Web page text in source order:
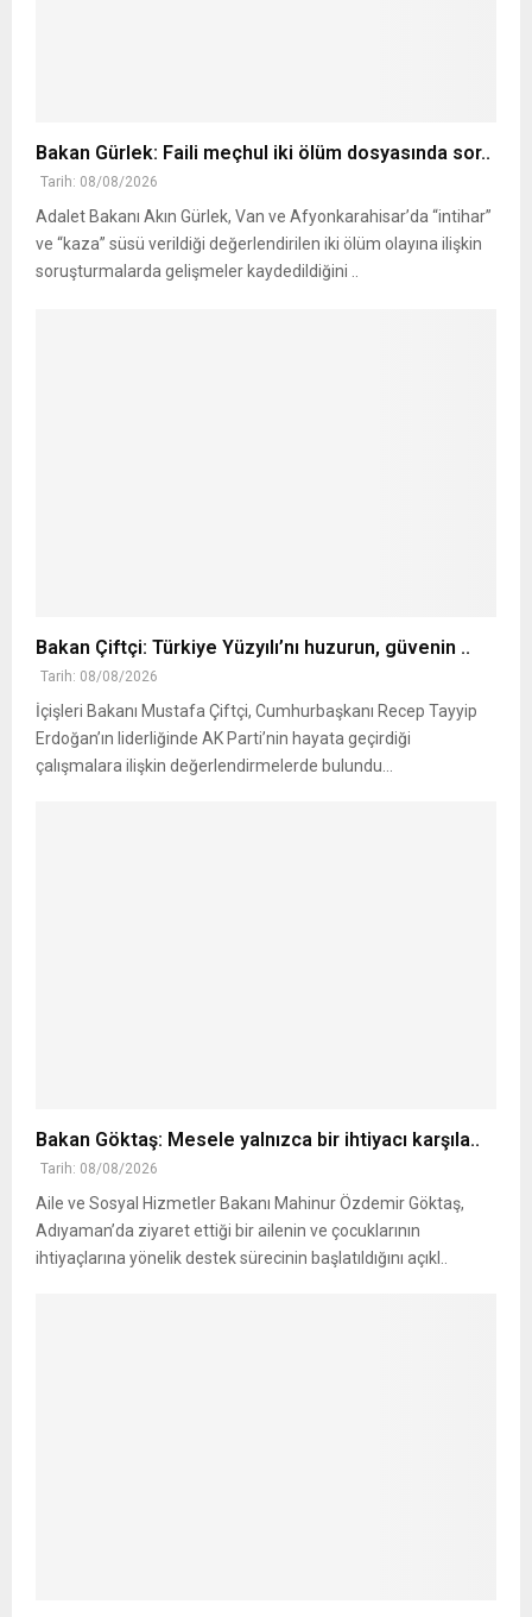
Bakan Gürlek: Faili meçhul iki ölüm dosyasında sor..
Tarih: 08/08/2026
Adalet Bakanı Akın Gürlek, Van ve Afyonkarahisar’da “intihar”
ve “kaza” süsü verildiği değerlendirilen iki ölüm olayına ilişkin
soruşturmalarda gelişmeler kaydedildiğini ..
Bakan Çiftçi: Türkiye Yüzyılı’nı huzurun, güvenin ..
Tarih: 08/08/2026
İçişleri Bakanı Mustafa Çiftçi, Cumhurbaşkanı Recep Tayyip
Erdoğan’ın liderliğinde AK Parti’nin hayata geçirdiği
çalışmalara ilişkin değerlendirmelerde bulundu...
Bakan Göktaş: Mesele yalnızca bir ihtiyacı karşıla..
Tarih: 08/08/2026
Aile ve Sosyal Hizmetler Bakanı Mahinur Özdemir Göktaş,
Adıyaman’da ziyaret ettiği bir ailenin ve çocuklarının
ihtiyaçlarına yönelik destek sürecinin başlatıldığını açıkl..